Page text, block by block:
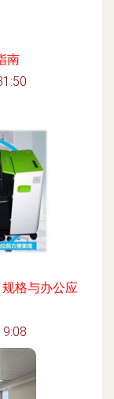
南
格与办公应